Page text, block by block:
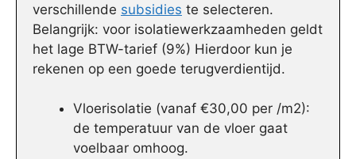
verschillende subsidies te selecteren.
Belangrijk: voor isolatiewerkzaamheden geldt
het lage BTW-tarief (9%) Hierdoor kun je
rekenen op een goede terugverdientijd.
Vloerisolatie (vanaf €30,00 per /m2):
de temperatuur van de vloer gaat
voelbaar omhoog.